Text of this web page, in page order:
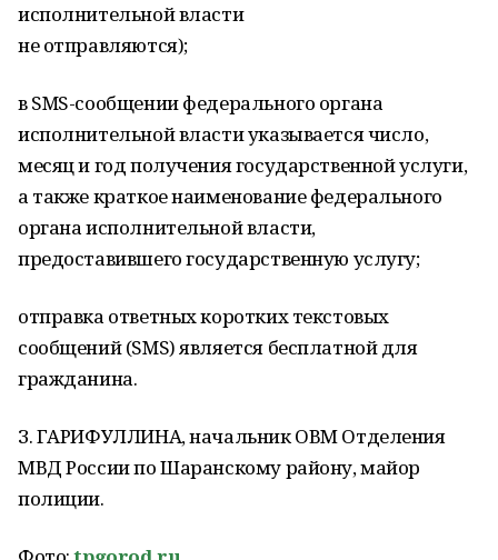
исполнительной власти
не отправляются);
в SMS-сообщении федерального органа
исполнительной власти указывается число,
месяц и год получения государственной услуги,
а также краткое наименование федерального
органа исполнительной власти,
предоставившего государственную услугу;
отправка ответных коротких текстовых
сообщений (SMS) является бесплатной для
гражданина.
З. ГАРИФУЛЛИНА, начальник ОВМ Отделения
МВД России по Шаранскому району, майор
полиции.